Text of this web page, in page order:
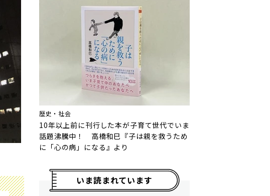
歴史・社会
10年以上前に刊行した本が子育て世代でいま
話題沸騰中！ 高橋和巳『子は親を救うため
に「心の病」になる』より
いま読まれています